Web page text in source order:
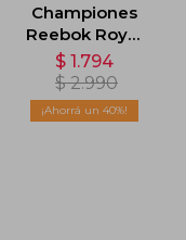
Championes
Reebok Royal
Prime 2.0 -
Blanco
$ 1.794
$ 2.990
40